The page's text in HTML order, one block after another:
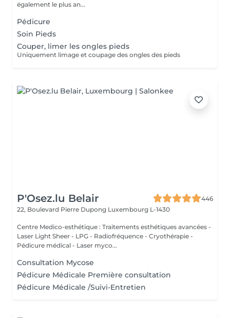
également le plus an...
Pédicure
Soin Pieds
Couper, limer les ongles pieds
Uniquement limage et coupage des ongles des pieds
P'Osez.lu Belair
446
22, Boulevard Pierre Dupong Luxembourg L-1430
Centre Medico-esthétique : Traitements esthétiques avancées -
Laser Light Sheer - LPG - Radiofréquence - Cryothérapie -
Pédicure médical - Laser myco...
Consultation Mycose
Pédicure Médicale Première consultation
Pédicure Médicale /Suivi-Entretien